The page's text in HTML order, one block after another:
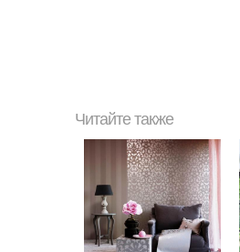
Читайте также